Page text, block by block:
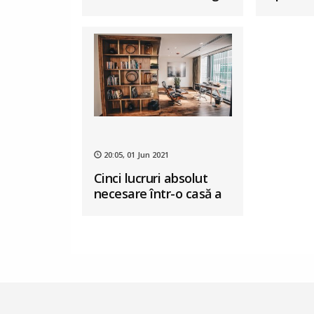
20:05, 01 Jun 2021
Cinci lucruri absolut
necesare într-o casă a